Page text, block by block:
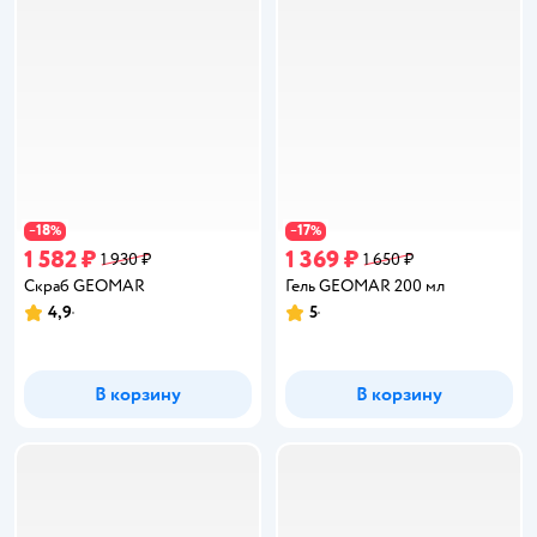
−18%
1 582 ₽ 1 930 ₽
Скраб GEOMAR
Рейтинг:
4,9
В корзину
−17%
1 369 ₽ 1 650 ₽
Гель GEOMAR 200 мл
Рейтинг:
5
В корзину